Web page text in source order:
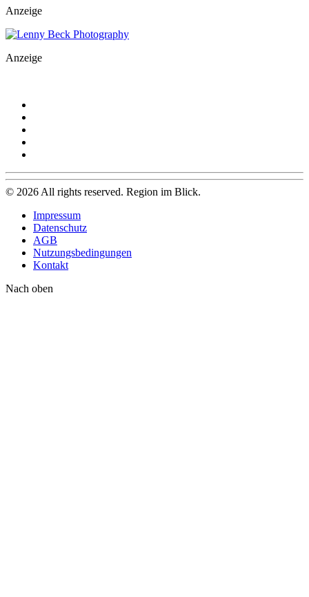
Anzeige
Anzeige
© 2026 All rights reserved. Region im Blick.
Impressum
Datenschutz
AGB
Nutzungsbedingungen
Kontakt
Nach oben